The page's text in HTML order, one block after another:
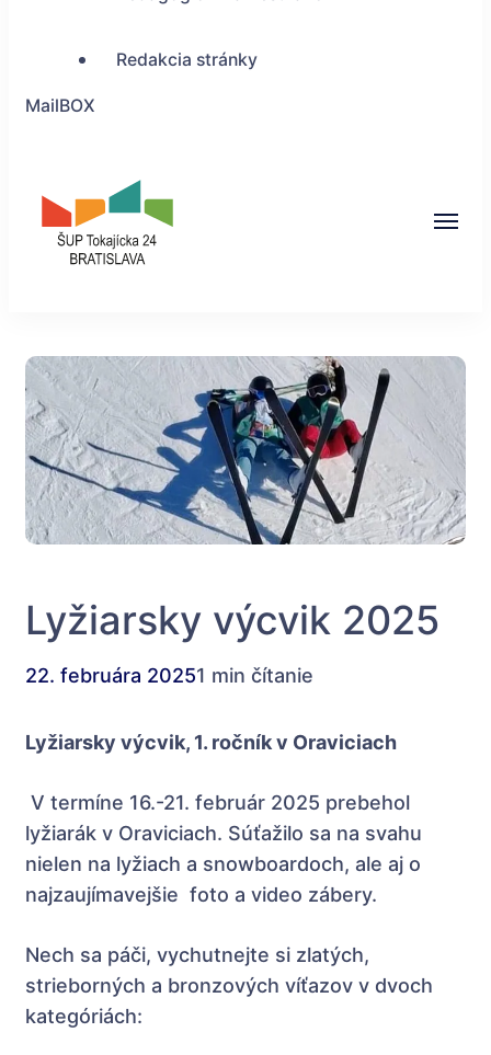
Redakcia stránky
MailBOX
Bratislava
Lyžiarsky výcvik 2025
22. februára 20251 min čítanie
Lyžiarsky výcvik, 1. ročník v Oraviciach
V termíne 16.-21. február 2025 prebehol
lyžiarák v Oraviciach. Súťažilo sa na svahu
nielen na lyžiach a snowboardoch, ale aj o
najzaujímavejšie foto a video zábery.
Nech sa páči, vychutnejte si zlatých,
strieborných a bronzových víťazov v dvoch
kategóriách: